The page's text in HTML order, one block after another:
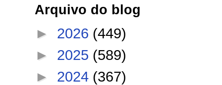
Arquivo do blog
► 2026 (449)
► 2025 (589)
► 2024 (367)